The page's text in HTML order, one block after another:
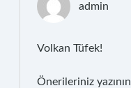
admin
Volkan Tüfek!
Önerileriniz yazının